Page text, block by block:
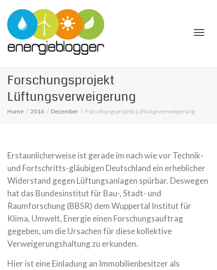
Forschungsprojekt
Lüftungsverweigerung
Home 2016 Dezember Forschungsprojekt Lüftungsverweigerung
Erstaunlicherweise ist gerade im nach wie vor Technik-
und Fortschritts-gläubigen Deutschland ein erheblicher
Widerstand gegen Lüftungsanlagen spürbar. Deswegen
hat das Bundesinstitut für Bau-, Stadt- und
Raumforschung (BBSR) dem Wuppertal Institut für
Klima, Umwelt, Energie einen Forschungsauftrag
gegeben, um die Ursachen für diese kollektive
Verweigerungshaltung zu erkunden.
Hier ist eine Einladung an Immobilienbesitzer als